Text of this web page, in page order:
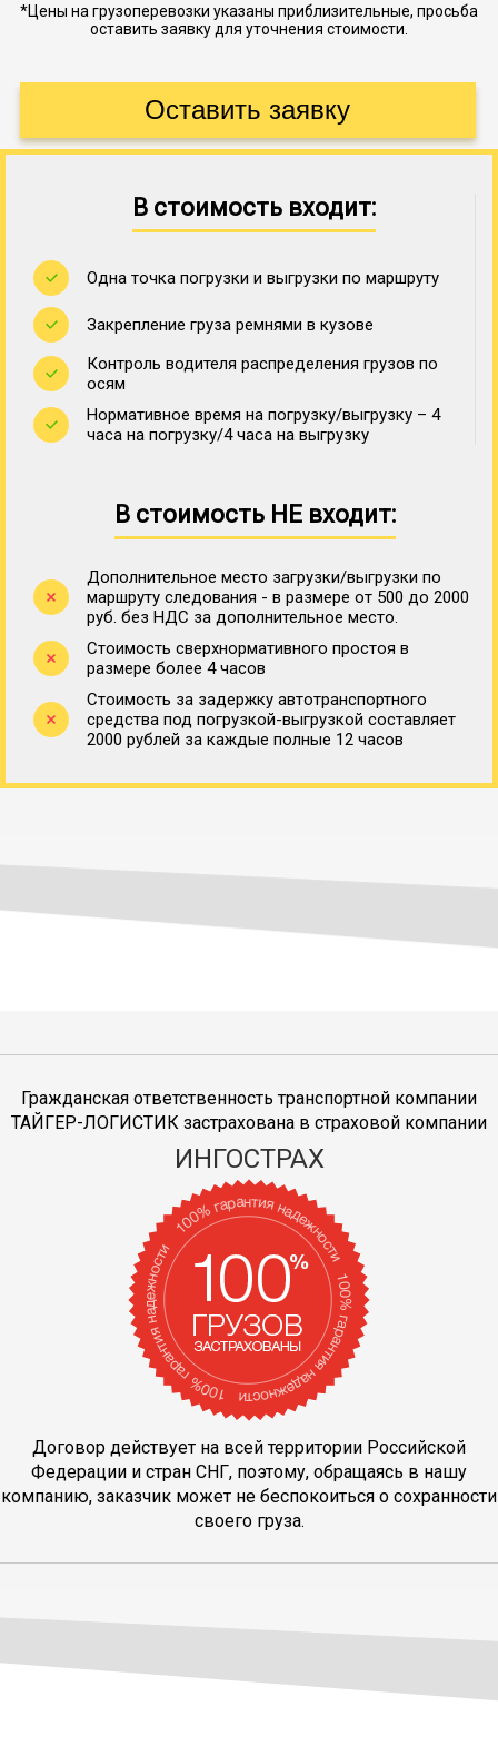
*Цены на грузоперевозки указаны приблизительные, просьба
оставить заявку для уточнения стоимости.
В стоимость входит:
Одна точка погрузки и выгрузки по маршруту
Закрепление груза ремнями в кузове
Контроль водителя распределения грузов по
осям
Нормативное время на погрузку/выгрузку – 4
часа на погрузку/4 часа на выгрузку
В стоимость НЕ входит:
Дополнительное место загрузки/выгрузки по
маршруту следования - в размере от 500 до 2000
руб. без НДС за дополнительное место.
Стоимость сверхнормативного простоя в
размере более 4 часов
Стоимость за задержку автотранспортного
средства под погрузкой-выгрузкой составляет
2000 рублей за каждые полные 12 часов
Гражданская ответственность транспортной компании
ТАЙГЕР-ЛОГИСТИК застрахована в страховой компании
ИНГОСТРАХ
Договор действует на всей территории Российской
Федерации и стран СНГ, поэтому, обращаясь в нашу
компанию, заказчик может не беспокоиться о сохранности
своего груза.